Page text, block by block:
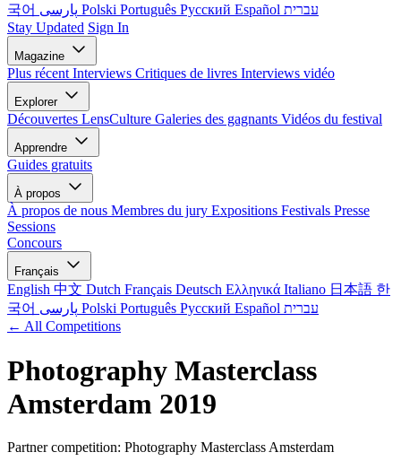
국어
Polski Português Русский Español עברית
Stay Updated Sign In
Magazine
Plus récent Interviews Critiques de livres Interviews vidéo
Explorer
Découvertes LensCulture Galeries des gagnants Vidéos du festival
Apprendre
Guides gratuits
À propos
À propos de nous Membres du jury Expositions Festivals Presse
Sessions
Concours
Français
English 中文 Dutch Français Deutsch Ελληνικά Italiano 日本語 한
국어
Polski Português Русский Español עברית
← All Competitions
Photography Masterclass
Amsterdam 2019
Partner competition: Photography Masterclass Amsterdam